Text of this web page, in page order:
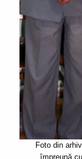
Foto din
împreună